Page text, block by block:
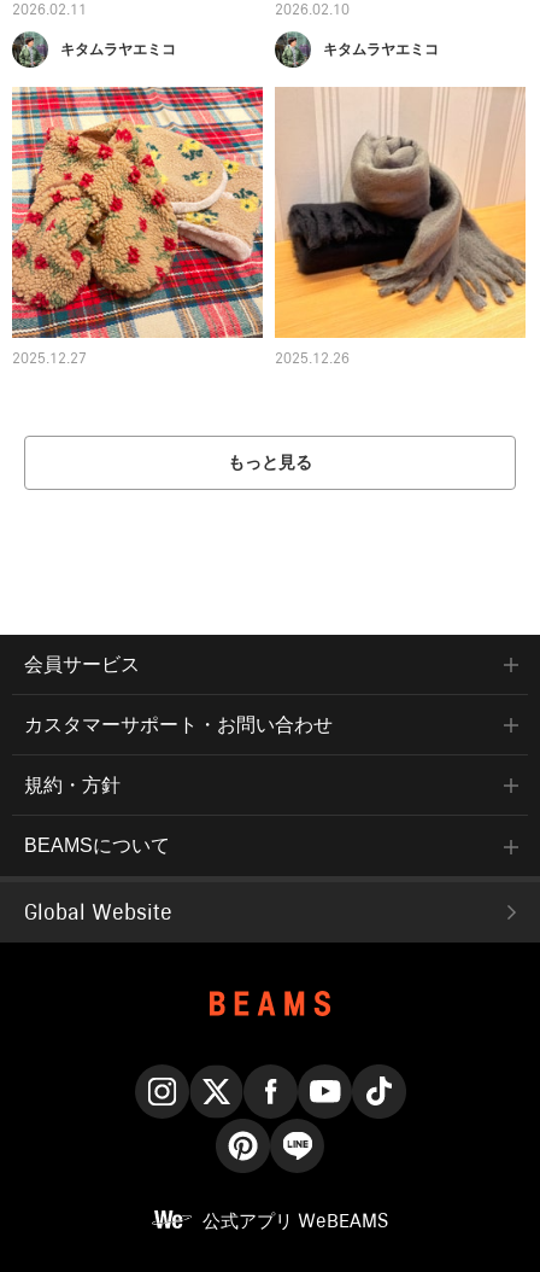
2026.02.11
キタムラヤエミコ
2026.02.10
キタムラヤエミコ
2025.12.27 2025.12.26
もっと見る
会員サービス
カスタマーサポート・お問い合わせ
規約・方針
BEAMSについて
Global Website
公式アプリ WeBEAMS